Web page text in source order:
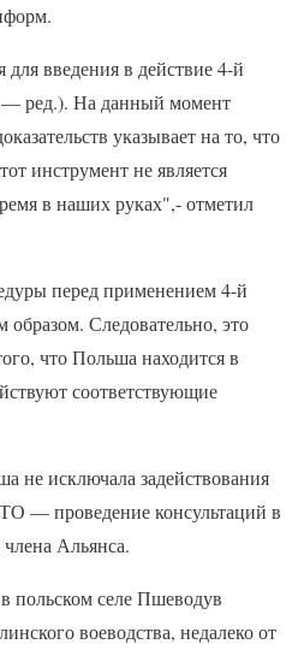
введения в действие 4-й
ред.). На данный момент
указывает на то, что
инструмент не является
в наших руках",- отметил
перед применением 4-й
образом. Следовательно, это
что Польша находится в
соответствующие
не исключала задействования
— проведение консультаций в
Альянса.
польском селе Пшеводув
воеводства, недалеко от